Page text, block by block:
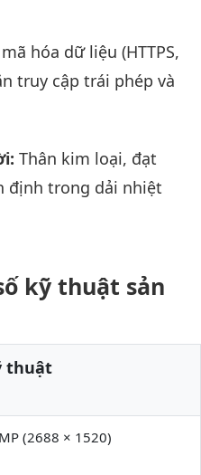
hóa dữ liệu (HTTPS,
truy cập trái phép và
Thân kim loại, đạt
định trong dải nhiệt
kỹ thuật sản
thuật
(2688 × 1520)